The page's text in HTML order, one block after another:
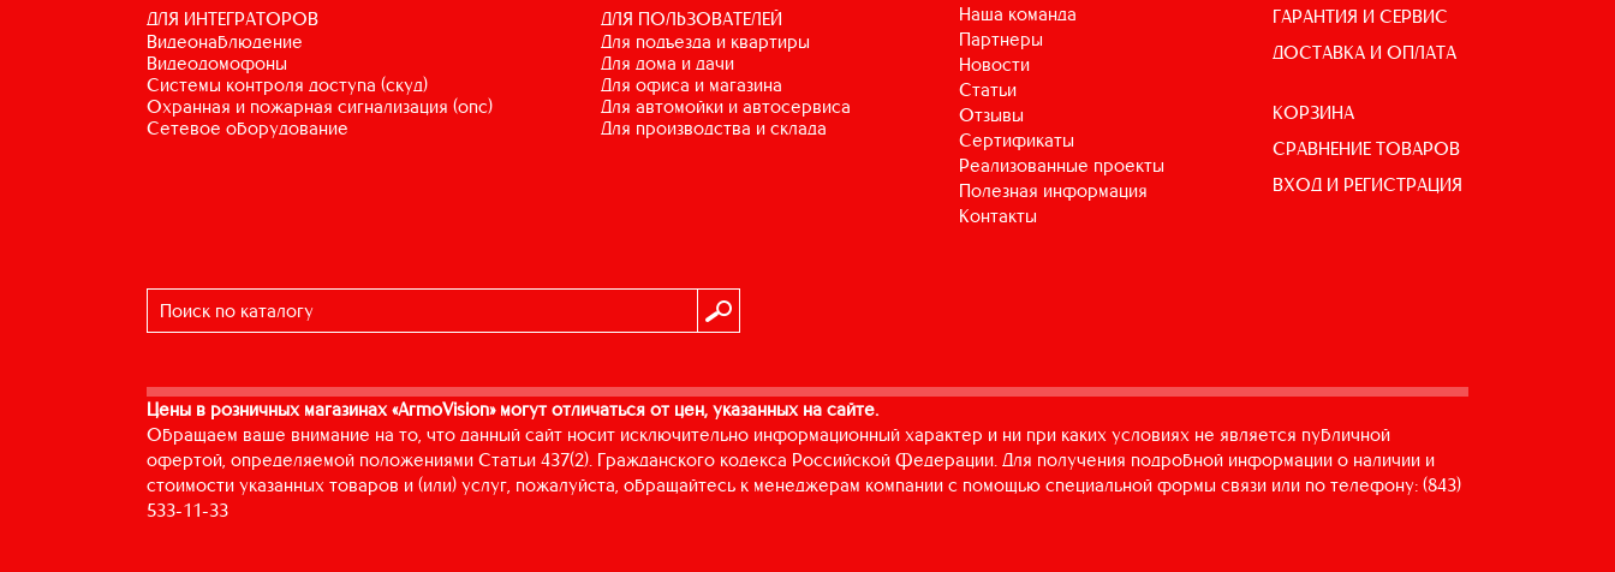
ДЛЯ ИНТЕГРАТОРОВ
видеонаблюдение
видеодомофоны
системы контроля доступа (скуд)
охранная и пожарная сигнализация (опс)
сетевое оборудование
ДЛЯ ПОЛЬЗОВАТЕЛЕЙ
для подъезда и квартиры
для дома и дачи
для офиса и магазина
для автомойки и автосервиса
для производства и склада
Наша команда
Партнеры
Новости
Статьи
Отзывы
Сертификаты
Реализованные проекты
Полезная информация
Контакты
ГАРАНТИЯ И СЕРВИС
ДОСТАВКА И ОПЛАТА
КОРЗИНА
СРАВНЕНИЕ ТОВАРОВ
ВХОД И РЕГИСТРАЦИЯ
Цены в розничных магазинах «ArmoVision» могут отличаться от цен, указанных на сайте.
Обращаем ваше внимание на то, что данный сайт носит исключительно информационный характер и ни при каких условиях не является публичной
офертой, определяемой положениями Статьи 437(2). Гражданского кодекса Российской Федерации. Для получения подробной информации о наличии и
стоимости указанных товаров и (или) услуг, пожалуйста, обращайтесь к менеджерам компании с помощью специальной формы связи или по телефону: (843)
533-11-33